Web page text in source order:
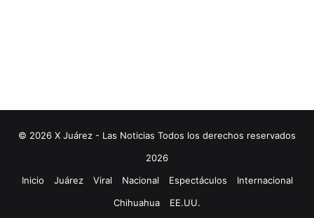
© 2026 X Juárez - Las Noticias Todos los derechos reservados
2026
Inicio
Juárez Viral Nacional Espectáculos
Internacional
Chihuahua
EE.UU.